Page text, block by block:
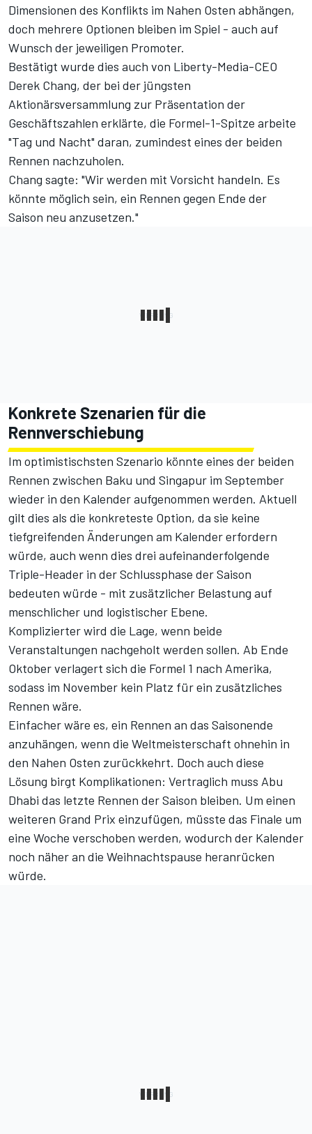
Dimensionen des Konflikts im Nahen Osten abhängen,
doch mehrere Optionen bleiben im Spiel - auch auf
Wunsch der jeweiligen Promoter.
Bestätigt wurde dies auch von Liberty-Media-CEO
Derek Chang, der bei der jüngsten
Aktionärsversammlung zur Präsentation der
Geschäftszahlen erklärte, die Formel-1-Spitze arbeite
"Tag und Nacht" daran, zumindest eines der beiden
Rennen nachzuholen.
Chang sagte: "Wir werden mit Vorsicht handeln. Es
könnte möglich sein, ein Rennen gegen Ende der
Saison neu anzusetzen."
Konkrete Szenarien für die
Rennverschiebung
Im optimistischsten Szenario könnte eines der beiden
Rennen zwischen Baku und Singapur im September
wieder in den Kalender aufgenommen werden. Aktuell
gilt dies als die konkreteste Option, da sie keine
tiefgreifenden Änderungen am Kalender erfordern
würde, auch wenn dies drei aufeinanderfolgende
Triple-Header in der Schlussphase der Saison
bedeuten würde - mit zusätzlicher Belastung auf
menschlicher und logistischer Ebene.
Komplizierter wird die Lage, wenn beide
Veranstaltungen nachgeholt werden sollen. Ab Ende
Oktober verlagert sich die Formel 1 nach Amerika,
sodass im November kein Platz für ein zusätzliches
Rennen wäre.
Einfacher wäre es, ein Rennen an das Saisonende
anzuhängen, wenn die Weltmeisterschaft ohnehin in
den Nahen Osten zurückkehrt. Doch auch diese
Lösung birgt Komplikationen: Vertraglich muss Abu
Dhabi das letzte Rennen der Saison bleiben. Um einen
weiteren Grand Prix einzufügen, müsste das Finale um
eine Woche verschoben werden, wodurch der Kalender
noch näher an die Weihnachtspause heranrücken
würde.